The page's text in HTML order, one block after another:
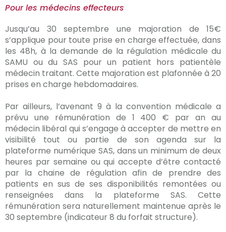
Pour les médecins effecteurs
Jusqu’au 30 septembre une majoration de 15€
s’applique pour toute prise en charge effectuée, dans
les 48h, à la demande de la régulation médicale du
SAMU ou du SAS pour un patient hors patientèle
médecin traitant. Cette majoration est plafonnée à 20
prises en charge hebdomadaires.
Par ailleurs, l’avenant 9 à la convention médicale a
prévu une rémunération de 1 400 € par an au
médecin libéral qui s’engage à accepter de mettre en
visibilité tout ou partie de son agenda sur la
plateforme numérique SAS, dans un minimum de deux
heures par semaine ou qui accepte d’être contacté
par la chaine de régulation afin de prendre des
patients en sus de ses disponibilités remontées ou
renseignées dans la plateforme SAS. Cette
rémunération sera naturellement maintenue après le
30 septembre (indicateur 8 du forfait structure).